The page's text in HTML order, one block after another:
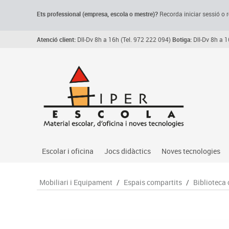
Ets professional (empresa, escolao mestre)? Recorda iniciar sessió o
Atenció client: Dll-Dv 8h a 16h (Tel. 972 222 094)Botiga: Dll-Dv 8h a
Escolar i oficina
Arxiu, carpetes i classificadors
Jocs didàctics
Primeres edats
Noves tecnologies
Audio
Mobiliari i Equipament / Espais compartits / Biblioteca